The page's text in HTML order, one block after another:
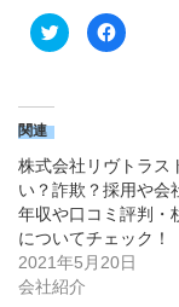
ク
リ
有
(新
し
い
ウ
ィ
ン
ド
ウ
で
Facebook
で
リ
ッ
ク
し
て
く
だ
さ
い
関連
株式会社リヴトラス
い？詐欺？採用や会
年収や口コミ評判・
についてチェック！
2021年5月20日
会社紹介